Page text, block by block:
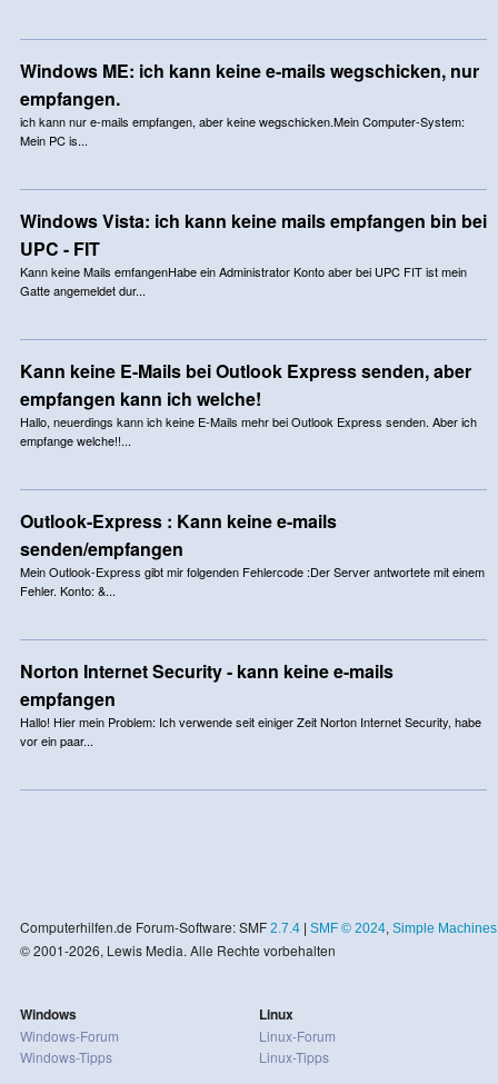
Windows ME: ich kann keine e-mails wegschicken, nur
empfangen.
ich kann nur e-mails empfangen, aber keine wegschicken.Mein Computer-System:
Mein PC is...
Windows Vista: ich kann keine mails empfangen bin bei
UPC - FIT
Kann keine Mails emfangenHabe ein Administrator Konto aber bei UPC FIT ist mein
Gatte angemeldet dur...
Kann keine E-Mails bei Outlook Express senden, aber
empfangen kann ich welche!
Hallo, neuerdings kann ich keine E-Mails mehr bei Outlook Express senden. Aber ich
empfange welche!!...
Outlook-Express : Kann keine e-mails
senden/empfangen
Mein Outlook-Express gibt mir folgenden Fehlercode :Der Server antwortete mit einem
Fehler. Konto: &...
Norton Internet Security - kann keine e-mails
empfangen
Hallo! Hier mein Problem: Ich verwende seit einiger Zeit Norton Internet Security, habe
vor ein paar...
Computerhilfen.de Forum-Software: SMF 2.7.4| SMF © 2024, Simple Machines
© 2001-2026, Lewis Media. Alle Rechte vorbehalten
Windows
Windows-Forum
Windows-Tipps
Linux
Linux-Forum
Linux-Tipps